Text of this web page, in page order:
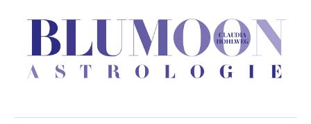
überspringen